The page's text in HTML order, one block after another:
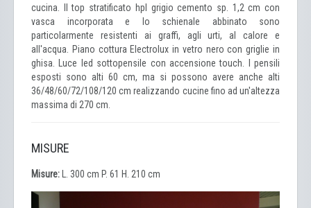
cucina. Il top stratificato hpl grigio cemento sp. 1,2 cm con
vasca incorporata e lo schienale abbinato sono
particolarmente resistenti ai graffi, agli urti, al calore e
all'acqua. Piano cottura Electrolux in vetro nero con griglie in
ghisa. Luce led sottopensile con accensione touch. I pensili
esposti sono alti 60 cm, ma si possono avere anche alti
36/48/60/72/108/120 cm realizzando cucine fino ad un'altezza
massima di 270 cm.
MISURE
Misure:L. 300 cm P. 61 H. 210 cm